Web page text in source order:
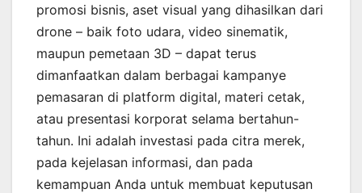
promosi bisnis, aset visual yang dihasilkan dari
drone – baik foto udara, video sinematik,
maupun pemetaan 3D – dapat terus
dimanfaatkan dalam berbagai kampanye
pemasaran di platform digital, materi cetak,
atau presentasi korporat selama bertahun-
tahun. Ini adalah investasi pada citra merek,
pada kejelasan informasi, dan pada
kemampuan Anda untuk membuat keputusan